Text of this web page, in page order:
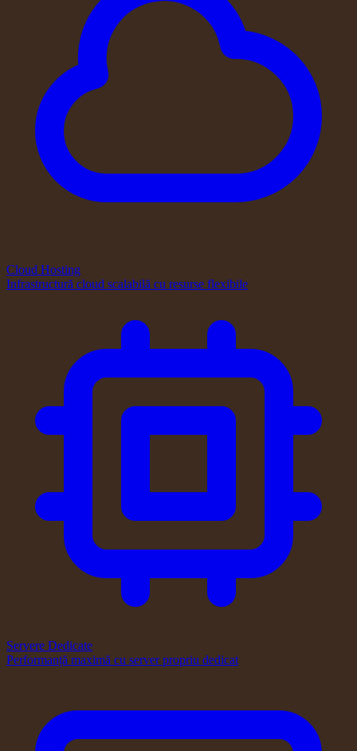
Cloud Hosting
Infrastructură cloud scalabilă cu resurse flexibile
Servere Dedicate
Performanță maximă cu server propriu dedicat